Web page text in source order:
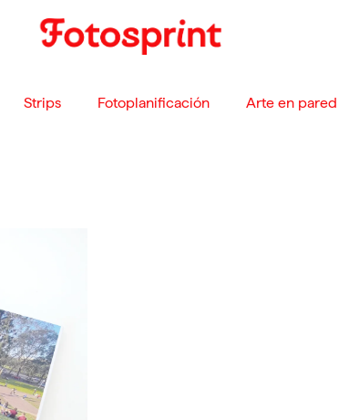
Strips Fotoplanificación Arte en pared